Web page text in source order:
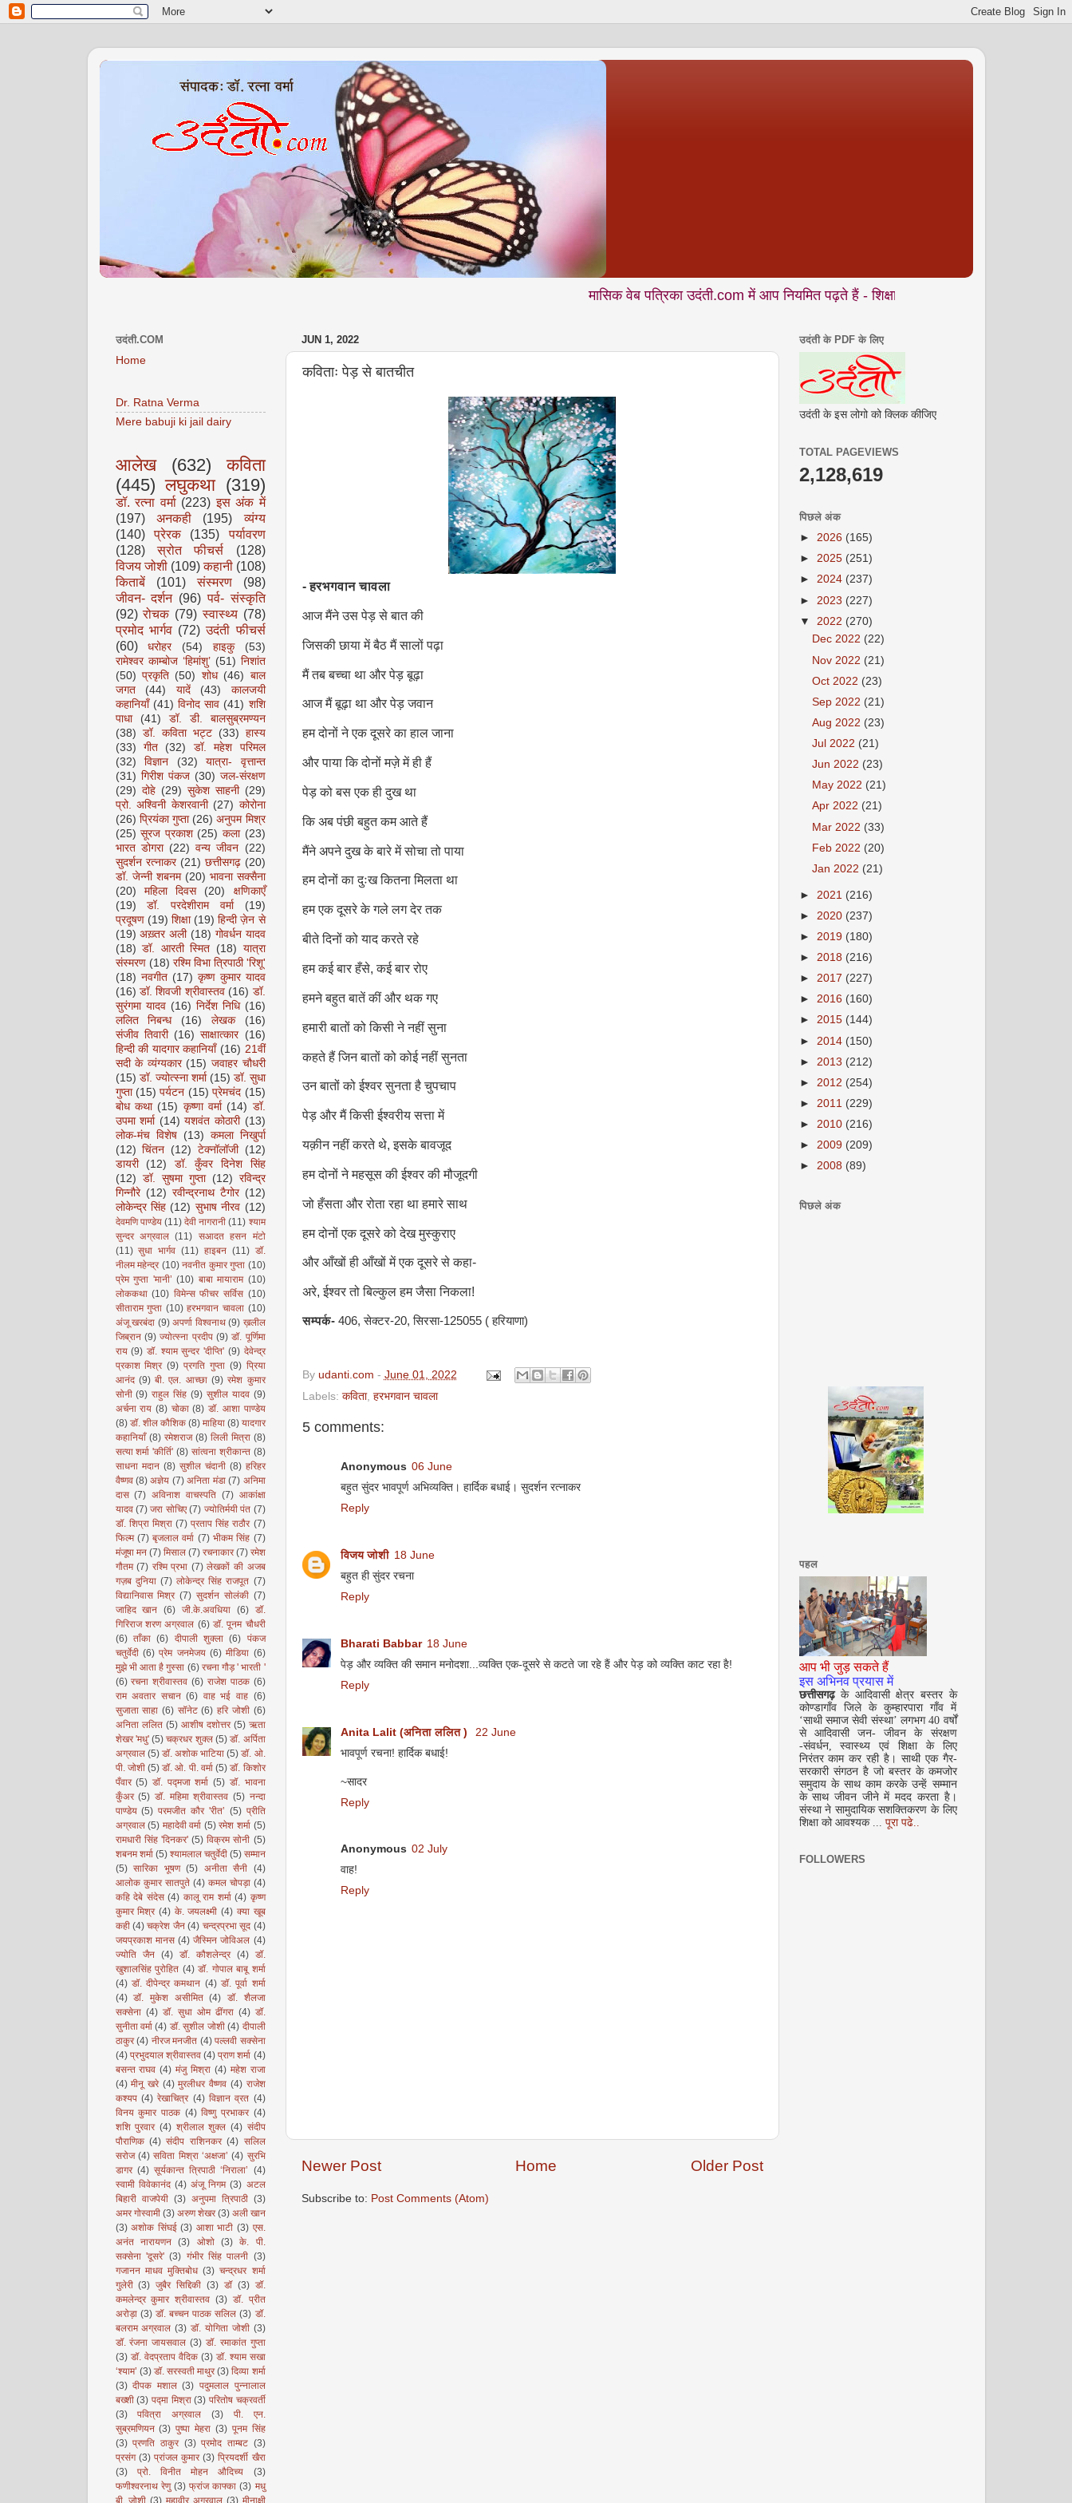
मासिक वेब पत्रिका उदंती.com में आप नियमित पढ़ते हैं - शिक्षा • समाज • कला- संस्कृति • पर्यावरण आदि
JUN 1, 2022
कविताः पेड़ से बातचीत
- हरभगवान चावला
आज मैंने उस पेड़ से बात की
जिसकी छाया में बैठ मैं सालों पढ़ा
मैं तब बच्चा था और पेड़ बूढ़ा
आज मैं बूढ़ा था और पेड़ जवान
हम दोनों ने एक दूसरे का हाल जाना
और पाया कि दोनों मज़े में ही हैं
पेड़ को बस एक ही दुख था
कि अब पंछी बहुत कम आते हैं
मैंने अपने दुख के बारे में सोचा तो पाया
हम दोनों का दुःख कितना मिलता था
हम एक दूसरे के गले लग देर तक
बीते दिनों को याद करते रहे
हम कई बार हँसे,कई बार रोए
हमने बहुत बातें कीं और थक गए
हमारी बातों को किसी ने नहीं सुना
कहते हैं जिन बातों को कोई नहीं सुनता
उन बातों को ईश्वर सुनता है चुपचाप
पेड़ और मैं किसी ईश्वरीय सत्ता में
यक़ीन नहीं करते थे,इसके बावजूद
हम दोनों ने महसूस की ईश्वर की मौजूदगी
जो हँसता और रोता रहा था हमारे साथ
हम दोनों एक दूसरे को देख मुस्कुराए
और आँखों ही आँखों में एक दूसरे से कहा-
अरे,ईश्वर तो बिल्कुल हम जैसा निकला!
सम्पर्क-406, सेक्टर-20, सिरसा-125055 ( हरियाणा)
By udanti.com - June 01, 2022
Labels: कविता, हरभगवान चावला
5 comments:
Anonymous 06 June
बहुत सुंदर भावपूर्ण अभिव्यक्ति। हार्दिक बधाई। सुदर्शन रत्नाकर
Reply
विजय जोशी 18 June
बहुत ही सुंदर रचना
Reply
Bharati Babbar 18 June
पेड़ और व्यक्ति की समान मनोदशा...व्यक्ति एक-दूसरे से कटते जा रहे हैं और पेड़ को व्यक्ति काट रहा है!
Reply
Anita Lalit (अनिता ललित )
22 June
भावपूर्ण रचना! हार्दिक बधाई!
~सादर
Reply
Anonymous 02 July
वाह!
Reply
Newer Post Older Post
Home
Subscribe to: Post Comments (Atom)
उदंती.COM
Home
Dr. Ratna Verma
Mere babuji ki jail dairy
आलेख (632)
कविता
(445) लघुकथा (319)
डॉ. रत्ना वर्मा (223) इस अंक में
(197)
अनकही (195)
व्यंग्य
(140)
प्रेरक (135)
पर्यावरण
(128)
स्रोत फीचर्स
(128)
विजय जोशी (109) कहानी (108)
किताबें
(101) संस्मरण
(98)
जीवन- दर्शन (96) पर्व- संस्कृति
(92) रोचक (79) स्वास्थ्य (78)
प्रमोद भार्गव (72) उदंती फीचर्स
(60)
धरोहर (54) हाइकु
(53)
रामेश्वर काम्बोज ‘हिमांशु’ (51) निशांत
(50) प्रकृति (50) शोध (46) बाल
जगत
(44) यादें (43)
कालजयी
कहानियाँ (41) विनोद साव (41) शशि
पाधा
(41)
डॉ. डी. बालसुब्रमण्यन
(38) डॉ. कविता भट्ट (33) हास्य
(33)
गीत (32)
डॉ. महेश परिमल
(32)
विज्ञान (32)
यात्रा- वृत्तान्त
(31) गिरीश पंकज (30) जल-संरक्षण
(29) दोहे (29) सुकेश साहनी (29)
प्रो. अश्विनी केशरवानी (27) कोरोना
(26) प्रियंका गुप्ता (26) अनुपम मिश्र
(25) सूरज प्रकाश (25) कला (23)
भारत डोगरा (22) वन्य जीवन (22)
सुदर्शन रत्नाकर (21) छत्तीसगढ़ (20)
डॉ. जेन्नी शबनम (20) भावना सक्सैना
(20)
महिला दिवस (20)
क्षणिकाएँ
(19)
डॉ. परदेशीराम वर्मा
(19)
प्रदूषण (19) शिक्षा (19) हिन्दी ज़ेन से
(19) अख़्तर अली (18) गोवर्धन यादव
(18) डॉ. आरती स्मित (18) यात्रा
संस्मरण (18) रश्मि विभा त्रिपाठी 'रिशू'
(18) नवगीत (17) कृष्ण कुमार यादव
(16) डॉ. शिवजी श्रीवास्तव (16) डॉ.
सुरंगमा यादव (16) निर्देश निधि (16)
ललित निबन्ध
(16) लेखक
(16)
संजीव तिवारी (16) साक्षात्कार (16)
हिन्दी की यादगार कहानियाँ (16) 21वीं
सदी के व्यंग्यकार (15) जवाहर चौधरी
(15) डॉ. ज्योत्स्ना शर्मा (15) डॉ. सुधा
गुप्ता (15) पर्यटन (15) प्रेमचंद (15)
बोध कथा (15) कृष्णा वर्मा (14) डॉ.
उपमा शर्मा (14) यशवंत कोठारी (13)
लोक-मंच विशेष
(13) कमला निखुर्पा
(12) चिंतन (12) टेक्नॉलॉजी
(12)
डायरी
(12)
डॉ. कुँवर दिनेश सिंह
(12) डॉ. सुषमा गुप्ता (12) रविन्द्र
गिन्नौरे (12) रवीन्द्रनाथ टैगोर (12)
लोकेन्द्र सिंह (12) सुभाष नीरव (12)
देवमणि पाण्डेय (11) देवी नागरानी (11) श्याम
सुन्दर अग्रवाल (11) सआदत हसन मंटो
(11) सुधा भार्गव (11) हाइबन (11) डॉ.
नीलम महेन्द्र (10) नवनीत कुमार गुप्ता (10)
प्रेम गुप्ता 'मानी’ (10) बाबा मायाराम (10)
लोककथा (10) विमेन्स फीचर सर्विस (10)
सीताराम गुप्ता (10) हरभगवान चावला (10)
अंजू खरबंदा (9) अपर्णा विश्वनाथ (9) ख़लील
जिब्रान (9) ज्योत्स्ना प्रदीप (9) डॉ. पूर्णिमा
राय (9) डॉ. श्याम सुन्दर 'दीप्ति' (9) देवेन्द्र
प्रकाश मिश्र (9) प्रगति गुप्ता (9) प्रिया
आनंद (9) बी. एल. आच्छा (9) रमेश कुमार
सोनी (9) राहुल सिंह (9) सुशील यादव (9)
अर्चना राय (8) चोका (8) डॉ. आशा पाण्डेय
(8) डॉ. शील कौशिक (8) माहिया (8) यादगार
कहानियाँ (8) रमेशराज (8) लिली मित्रा (8)
सत्या शर्मा 'कीर्ति' (8) सांत्वना श्रीकान्त (8)
साधना मदान (8) सुशील चंदानी (8) हरिहर
वैष्णव (8) अज्ञेय (7) अनिता मंडा (7) अनिमा
दास (7) अविनाश वाचस्पति (7) आकांक्षा
यादव (7) जरा सोचिए (7) ज्योतिर्मयी पंत (7)
डॉ. शिप्रा मिश्रा (7) प्रताप सिंह राठौर (7)
फिल्म (7) बृजलाल वर्मा (7) भीकम सिंह (7)
मंजूषा मन (7) मिसाल (7) रचनाकार (7) रमेश
गौतम (7) रश्मि प्रभा (7) लेखकों की अजब
गज़ब दुनिया (7) लोकेन्द्र सिंह राजपूत (7)
विद्यानिवास मिश्र (7) सुदर्शन सोलंकी (7)
जाहिद खान (6) जी.के.अवधिया (6) डॉ.
गिरिराज शरण अग्रवाल (6) डॉ. पूनम चौधरी
(6) ताँका (6) दीपाली शुक्ला (6) पंकज
चतुर्वेदी (6) प्रेम जनमेजय (6) मीडिया (6)
मुझे भी आता है गुस्सा (6) रचना गौड़ ' भारती '
(6) रचना श्रीवास्तव (6) राजेश पाठक (6)
राम अवतार सचान (6) वाह भई वाह (6)
सुजाता साहा (6) सॉनेट (6) हरि जोशी (6)
अनिता ललित (5) आशीष दशोत्तर (5) ऋता
शेखर 'मधु' (5) चक्रधर शुक्ल (5) डॉ. अर्पिता
अग्रवाल (5) डॉ. अशोक भाटिया (5) डॉ. ओ.
पी. जोशी (5) डॉ. ओ. पी. वर्मा (5) डॉ. किशोर
पँवार (5) डॉ. पद्मजा शर्मा (5) डॉ. भावना
कुँअर (5) डॉ. महिमा श्रीवास्तव (5) नन्दा
पाण्डेय (5) परमजीत कौर 'रीत’ (5) प्रीति
अग्रवाल (5) महादेवी वर्मा (5) रमेश शर्मा (5)
रामधारी सिंह 'दिनकर' (5) विक्रम सोनी (5)
शबनम शर्मा (5) श्यामलाल चतुर्वेदी (5) सम्मान
(5) सारिका भूषण (5) अनीता सैनी (4)
आलोक कुमार सातपुते (4) कमल चोपड़ा (4)
कहि देबे संदेस (4) कालू राम शर्मा (4) कृष्ण
कुमार मिश्र (4) के. जयलक्ष्मी (4) क्या खूब
कही (4) चक्रेश जैन (4) चन्द्रप्रभा सूद (4)
जयप्रकाश मानस (4) जैस्मिन जोविअल (4)
ज्योति जैन
(4) डॉ. कौशलेन्द्र (4)
डॉ.
खुशालसिंह पुरोहित (4) डॉ. गोपाल बाबू शर्मा
(4) डॉ. दीपेन्द्र कमथान (4) डॉ. पूर्वा शर्मा
(4) डॉ. मुकेश असीमित (4) डॉ. शैलजा
सक्सेना (4) डॉ. सुधा ओम ढींगरा (4) डॉ.
सुनीता वर्मा (4) डॉ. सुशील जोशी (4) दीपाली
ठाकुर (4) नीरज मनजीत (4) पल्लवी सक्सेना
(4) प्रभुदयाल श्रीवास्तव (4) प्राण शर्मा (4)
बसन्त राघव (4) मंजु मिश्रा (4) महेश राजा
(4) मीनू खरे (4) मुरलीधर वैष्णव (4) राजेश
कश्यप (4) रेखाचित्र (4) विज्ञान व्रत (4)
विनय कुमार पाठक (4) विष्णु प्रभाकर (4)
शशि पुरवार (4) श्रीलाल शुक्ल (4) संदीप
पौराणिक (4) संदीप राशिनकर (4) सलिल
सरोज (4) सविता मिश्रा ‘अक्षजा’ (4) सुरभि
डागर (4) सूर्यकान्त त्रिपाठी ‘निराला’ (4)
स्वामी विवेकानंद (4) अंजू निगम (3) अटल
बिहारी वाजपेयी (3) अनुपमा त्रिपाठी (3)
अमर गोस्वामी (3) अरुण शेखर (3) अली खान
(3) अशोक सिंघई (3) आशा भाटी (3) एस.
अनंत नारायणन (3) ओशो (3) के. पी.
सक्सेना 'दूसरे' (3) गंभीर सिंह पालनी (3)
गजानन माधव मुक्तिबोध (3) चन्द्रधर शर्मा
गुलेरी (3) जुबैर सिद्दिकी (3) डॉ (3) डॉ.
कमलेन्द्र कुमार श्रीवास्तव (3) डॉ. प्रीत
अरोड़ा (3) डॉ. बच्चन पाठक सलिल (3) डॉ.
बलराम अग्रवाल (3) डॉ. योगिता जोशी (3)
डॉ. रंजना जायसवाल (3) डॉ. रमाकांत गुप्ता
(3) डॉ. वेदप्रताप वैदिक (3) डॉ. श्याम सखा
‘श्याम’ (3) डॉ. सरस्वती माथुर (3) दिव्या शर्मा
(3) दीपक मशाल (3) पदुमलाल पुन्नालाल
बख्शी (3) पद्मा मिश्रा (3) परितोष चक्रवर्ती
(3)
पवित्रा अग्रवाल (3)
पी. एन.
सुब्रमणियन (3) पुष्पा मेहरा (3) पूनम सिंह
(3) प्रणति ठाकुर (3) प्रमोद ताम्बट (3)
प्रसंग (3) प्रांजल कुमार (3) प्रियदर्शी खैरा
(3)
प्रो. विनीत मोहन औदिच्य
(3)
फणीश्वरनाथ रेणु (3) फ्रांज काफ्का (3) मधु
बी. जोशी (3) महावीर अग्रवाल (3) मीनाक्षी
उदंती के PDF के लिए
उदंती के इस लोगो को क्लिक कीजिए
TOTAL PAGEVIEWS
2,128,619
पिछले अंक
► 2026 (165)
► 2025 (251)
► 2024 (237)
► 2023 (227)
▼ 2022 (270)
Dec 2022 (22)
Nov 2022 (21)
Oct 2022 (23)
Sep 2022 (21)
Aug 2022 (23)
Jul 2022 (21)
Jun 2022 (23)
May 2022 (21)
Apr 2022 (21)
Mar 2022 (33)
Feb 2022 (20)
Jan 2022 (21)
► 2021 (216)
► 2020 (237)
► 2019 (180)
► 2018 (216)
► 2017 (227)
► 2016 (160)
► 2015 (144)
► 2014 (150)
► 2013 (212)
► 2012 (254)
► 2011 (229)
► 2010 (216)
► 2009 (209)
► 2008 (89)
पिछले अंक
अगस्त 2008
सितम्बर 2008
अक्टूबर 2008
पहल
आप भी जुड़ सकते हैं
इस अभिनव प्रयास में
छत्तीसगढ़के आदिवासी क्षेत्र बस्तर के
कोण्डागाँव जिले के कुम्हारपारा गाँव में
‘साथी समाज सेवी संस्था’ लगभग 40 वर्षों
से आदिवासी जन- जीवन के संरक्षण
-संवर्धन, स्वास्थ्य एवं शिक्षा के लिए
निरंतर काम कर रही है। साथी एक गैर-
सरकारी संगठन है जो बस्तर के कमजोर
समुदाय के साथ काम करके उन्हें सम्मान
के साथ जीवन जीने में मदद करता है।
संस्था ने सामुदायिक सशक्तिकरण के लिए
शिक्षा को आवश्यक ... पूरा पढे..
FOLLOWERS